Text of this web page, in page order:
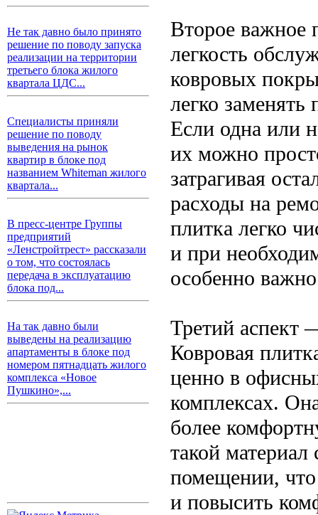
Не так давно было принято
решение по поводу запуска
реализации на территории
третьего блока жилого
квартала ЦДС...
Специалисты приняли
решение по поводу
выведения на рынок
квартир в блоке под
названием Whiteman жилого
квартала...
В пресс-центре Группы
предприятий
«Ленстройтрест» рассказали
о том, что состоялась
передача в эксплуатацию
блока под...
На так давно были
выведены на реализацию
апартаменты в блоке под
номером пятнадцать жилого
комплекса «Новое
Пушкино»,...
Второе важное
легкость
ковровых
легко
Если одна или
их можно
затрагивая
расходы на
плитка легко
и при
особенно
Третий аспект
Ковровая
ценно в
комплексах.
более
такой материал
помещении, что
и повысить